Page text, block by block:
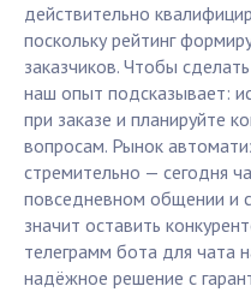
действительно
поскольку рейтинг
заказчиков. Чтобы
наш опыт подсказывает:
при заказе и планируйте
вопросам. Рынок
стремительно — сегодня
повседневном общении и
значит оставить
телеграмм бота для чата
надёжное решение с